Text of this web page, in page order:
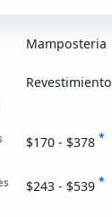
Mamposteria
$170 - $378 *
$243 - $539 *